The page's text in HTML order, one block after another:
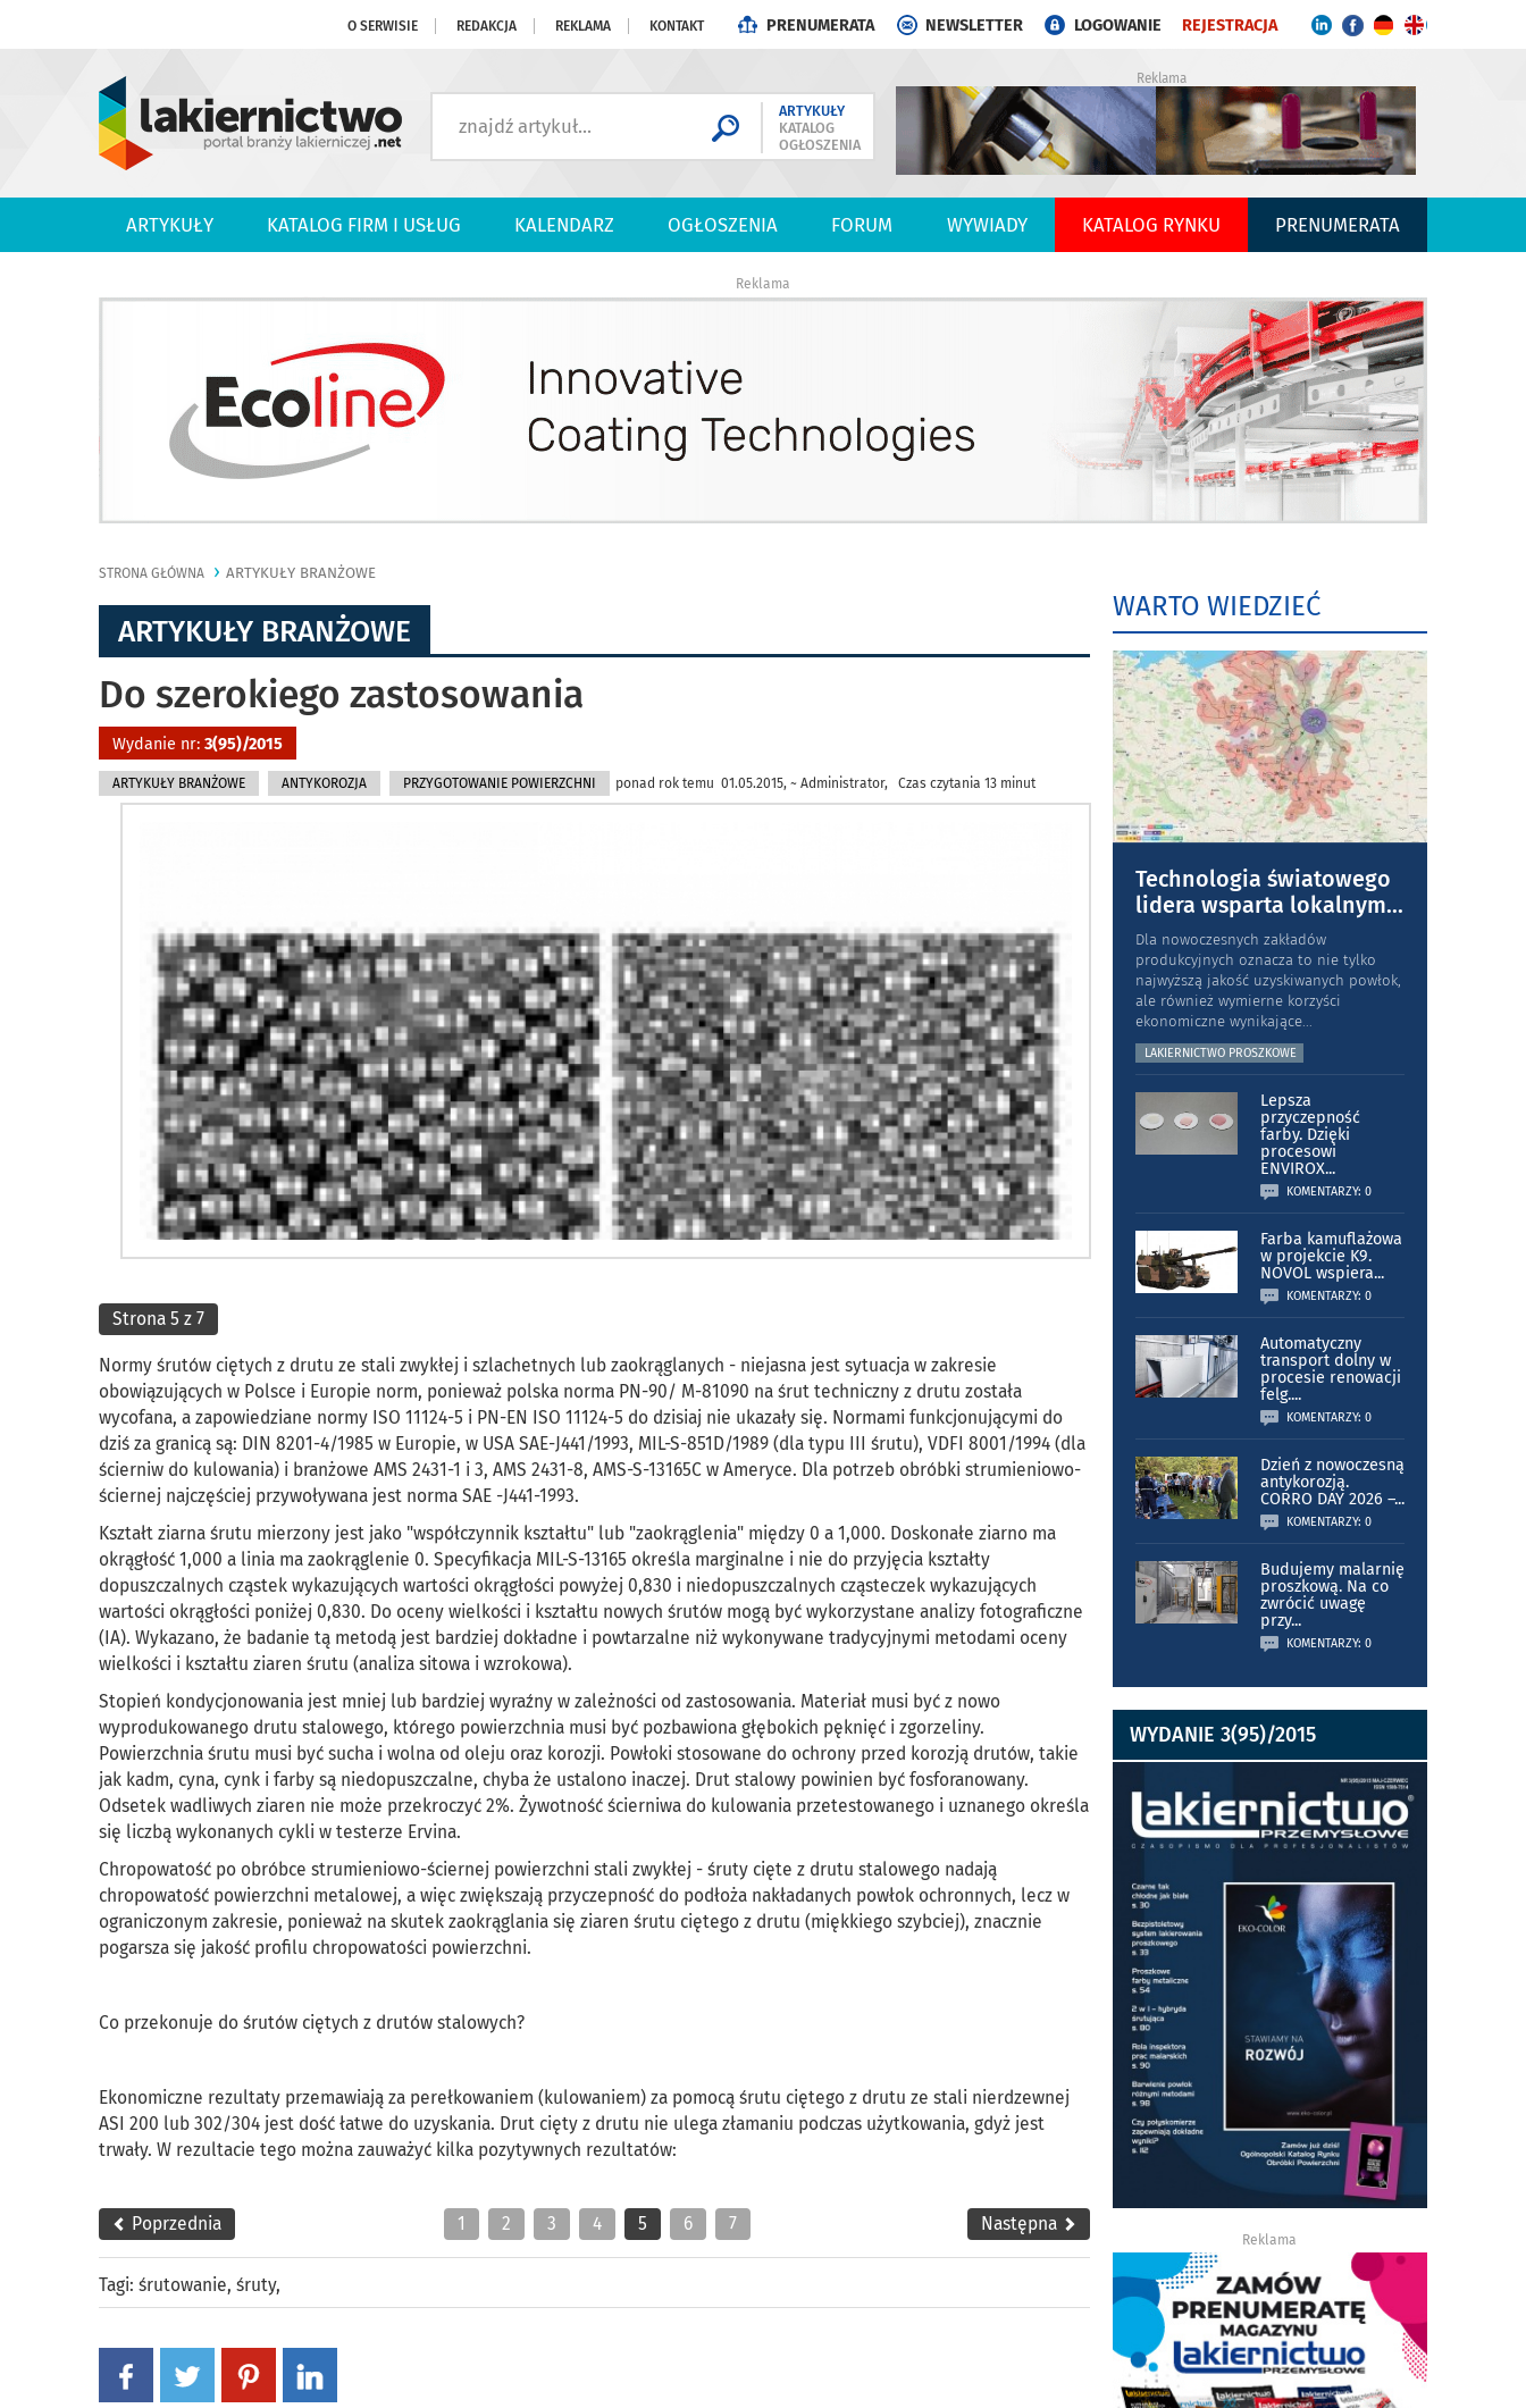
O SERWISIE REDAKCJA REKLAMA KONTAKT PRENUMERATA NEWSLETTER LOGOWANIE REJESTRACJA
ARTYKUŁY
KATALOG
OGŁOSZENIA
Reklama
ARTYKUŁY KATALOG FIRM I USŁUG KALENDARZ OGŁOSZENIA FORUM WYWIADY KATALOG RYNKU PRENUMERATA
Reklama
STRONA GŁÓWNA ARTYKUŁY BRANŻOWE
ARTYKUŁY BRANŻOWE
Do szerokiego zastosowania
Wydanie nr: 3(95)/2015
ARTYKUŁY BRANŻOWE ANTYKOROZJA PRZYGOTOWANIE POWIERZCHNI ponad rok temu 01.05.2015, ~ Administrator, Czas czytania 13 minut
Strona 5 z 7
Normy śrutów ciętych z drutu ze stali zwykłej i szlachetnych lub zaokrąglanych - niejasna jest sytuacja w zakresie
obowiązujących w Polsce i Europie norm, ponieważ polska norma PN-90/ M-81090 na śrut techniczny z drutu została
wycofana, a zapowiedziane normy ISO 11124-5 i PN-EN ISO 11124-5 do dzisiaj nie ukazały się. Normami funkcjonującymi do
dziś za granicą są: DIN 8201-4/1985 w Europie, w USA SAE-J441/1993, MIL-S-851D/1989 (dla typu III śrutu), VDFI 8001/1994 (dla
ścierniw do kulowania) i branżowe AMS 2431-1 i 3, AMS 2431-8, AMS-S-13165C w Ameryce. Dla potrzeb obróbki strumieniowo-
ściernej najczęściej przywoływana jest norma SAE -J441-1993.
Kształt ziarna śrutu mierzony jest jako "współczynnik kształtu" lub "zaokrąglenia" między 0 a 1,000. Doskonałe ziarno ma
okrągłość 1,000 a linia ma zaokrąglenie 0. Specyfikacja MIL-S-13165 określa marginalne i nie do przyjęcia kształty
dopuszczalnych cząstek wykazujących wartości okrągłości powyżej 0,830 i niedopuszczalnych cząsteczek wykazujących
wartości okrągłości poniżej 0,830. Do oceny wielkości i kształtu nowych śrutów mogą być wykorzystane analizy fotograficzne
(IA). Wykazano, że badanie tą metodą jest bardziej dokładne i powtarzalne niż wykonywane tradycyjnymi metodami oceny
wielkości i kształtu ziaren śrutu (analiza sitowa i wzrokowa).
Stopień kondycjonowania jest mniej lub bardziej wyraźny w zależności od zastosowania. Materiał musi być z nowo
wyprodukowanego drutu stalowego, którego powierzchnia musi być pozbawiona głębokich pęknięć i zgorzeliny.
Powierzchnia śrutu musi być sucha i wolna od oleju oraz korozji. Powłoki stosowane do ochrony przed korozją drutów, takie
jak kadm, cyna, cynk i farby są niedopuszczalne, chyba że ustalono inaczej. Drut stalowy powinien być fosforanowany.
Odsetek wadliwych ziaren nie może przekroczyć 2%. Żywotność ścierniwa do kulowania przetestowanego i uznanego określa
się liczbą wykonanych cykli w testerze Ervina.
Chropowatość po obróbce strumieniowo-ściernej powierzchni stali zwykłej - śruty cięte z drutu stalowego nadają
chropowatość powierzchni metalowej, a więc zwiększają przyczepność do podłoża nakładanych powłok ochronnych, lecz w
ograniczonym zakresie, ponieważ na skutek zaokrąglania się ziaren śrutu ciętego z drutu (miękkiego szybciej), znacznie
pogarsza się jakość profilu chropowatości powierzchni.
Co przekonuje do śrutów ciętych z drutów stalowych?
Ekonomiczne rezultaty przemawiają za perełkowaniem (kulowaniem) za pomocą śrutu ciętego z drutu ze stali nierdzewnej
ASI 200 lub 302/304 jest dość łatwe do uzyskania. Drut cięty z drutu nie ulega złamaniu podczas użytkowania, gdyż jest
trwały. W rezultacie tego można zauważyć kilka pozytywnych rezultatów:
Poprzednia 1 2 3 4 5 6 7 Następna
Tagi: śrutowanie, śruty,
WARTO WIEDZIEĆ
Technologia światowego
lidera wsparta lokalnym...
Dla nowoczesnych zakładów
produkcyjnych oznacza to nie tylko
najwyższą jakość uzyskiwanych powłok,
ale również wymierne korzyści
ekonomiczne wynikające...
LAKIERNICTWO PROSZKOWE
Lepsza
przyczepność
farby. Dzięki
procesowi
ENVIROX...
KOMENTARZY: 0
Farba kamuflażowa
w projekcie K9.
NOVOL wspiera...
KOMENTARZY: 0
Automatyczny
transport dolny w
procesie renowacji
felg....
KOMENTARZY: 0
Dzień z nowoczesną
antykorozją.
CORRO DAY 2026 –...
KOMENTARZY: 0
Budujemy malarnię
proszkową. Na co
zwrócić uwagę
przy...
KOMENTARZY: 0
WYDANIE 3(95)/2015
Reklama